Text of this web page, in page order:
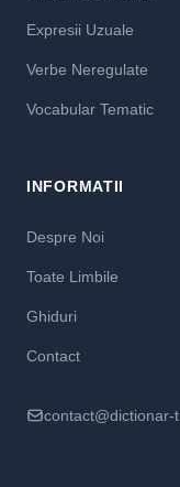
Expresii Uzuale
Verbe Neregulate
Vocabular Tematic
INFORMATII
Despre Noi
Toate Limbile
Ghiduri
Contact
contact@dictionar-